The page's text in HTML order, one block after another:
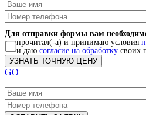
Для отправки формы вам
прочитал(-а) и принимаю условия
и даю согласие на обработку своих
GO